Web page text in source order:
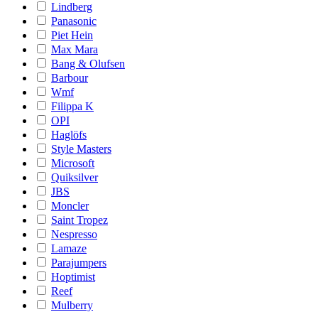
Lindberg
Panasonic
Piet Hein
Max Mara
Bang & Olufsen
Barbour
Wmf
Filippa K
OPI
Haglöfs
Style Masters
Microsoft
Quiksilver
JBS
Moncler
Saint Tropez
Nespresso
Lamaze
Parajumpers
Hoptimist
Reef
Mulberry